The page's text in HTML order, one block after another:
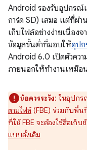
Android รองรับอุปกรณ์
การ์ด SD) เสมอ แต่ที่ผ่า
เก็บไฟล์อย่างง่ายเนื่อง
ข้อมูลขั้นต่ำที่มอบให้อุป
Android 6.0 เปิดตัวควา
ภายนอกให้ทํางานเหมื
ข้อควรระวัง: ในอุปกร
ตามไฟล์ (FBE) ร่วมกับพื้
ที่ใช้ FBE จะต้องใช้สื่อเก็
แบบดั้งเดิม